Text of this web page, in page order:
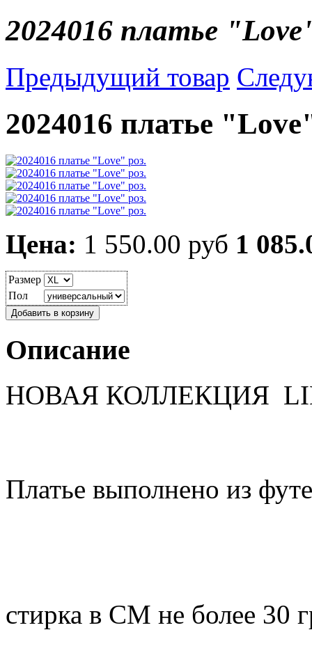
2024016 платье
Предыдущий товар
2024016 платье
Цена: 1 550.00 руб 1
Размер
Пол
Описание
НОВАЯ КОЛЛЕКЦИЯ
Платье выполнено из
стирка в СМ не более 30